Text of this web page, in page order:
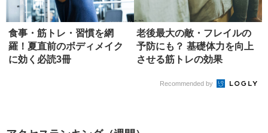
食事・筋トレ・習慣を網
羅！夏直前のボディメイク
に効く必読3冊
老後最大の敵・フレイルの
予防にも？ 基礎体力を向上
させる筋トレの効果
Recommended by